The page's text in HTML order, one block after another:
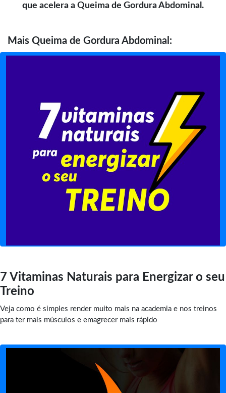
que acelera a Queima de Gordura Abdominal.
Mais Queima de Gordura Abdominal:
7 Vitaminas Naturais para Energizar o seu
Treino
Veja como é simples render muito mais na academia e nos treinos
para ter mais músculos e emagrecer mais rápido